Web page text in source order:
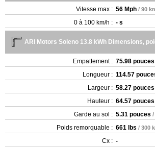
Vitesse max : 56 Mph / 90
0 à 100 km/h : - s
ARI Motors Soleno 13.8 kWh Dimensions,
Empattement : 75.98 pouces
Longueur : 114.57
Largeur : 58.27 pouces
Hauteur : 64.57 pouces
Garde au sol : 5.31 pouces /
Poids remorquable : 661 lbs / 300
Cx : -